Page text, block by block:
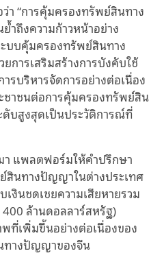
า “การคุ้มครองทรัพย์สินทาง
ำถึงความก้าวหน้าอย่าง
ะบบคุ้มครองทรัพย์สินทาง
ารเสริมสร้างการบังคับใช้
รบริหารจัดการอย่างต่อเนื่อง
ชาชนต่อการคุ้มครองทรัพย์สิน
บสูงสุดเป็นประวัติการณ์ที่
า แพลตฟอร์มให้คำปรึกษา
นทางปัญญาในต่างประเทศ
งินชดเชยความเสียหายรวม
ล้านดอลลาร์สหรัฐ)
ที่เพิ่มขึ้นอย่างต่อเนื่องของ
ทางปัญญาของจีน